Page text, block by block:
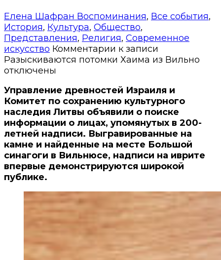
Елена Шафран Воспоминания, Все события,
История, Культура, Общество,
Представления, Религия, Современное
искусство Комментарии к записи
Разыскиваются потомки Хаима из Вильно
отключены
Управление древностей Израиля и
Комитет по сохранению культурного
наследия Литвы объявили о поиске
информации о лицах, упомянутых в 200-
летней надписи. Выгравированные на
камне и найденные на месте Большой
синагоги в Вильнюсе, надписи на иврите
впервые демонстрируются широкой
публике.